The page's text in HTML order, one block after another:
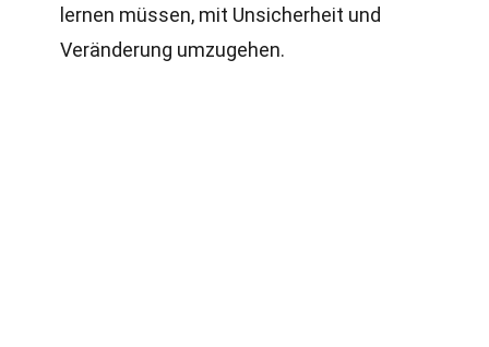
lernen müssen, mit Unsicherheit und
Veränderung umzugehen.